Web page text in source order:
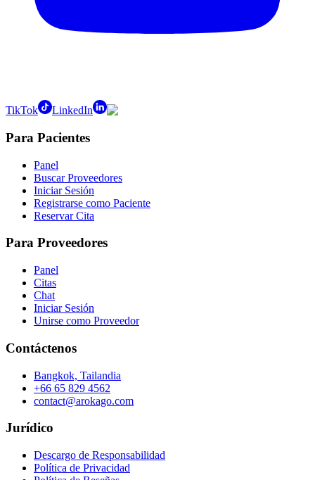
TikTok LinkedIn
Para Pacientes
Panel
Buscar Proveedores
Iniciar Sesión
Registrarse como Paciente
Reservar Cita
Para Proveedores
Panel
Citas
Chat
Iniciar Sesión
Unirse como Proveedor
Contáctenos
Bangkok, Tailandia
+66 65 829 4562
contact@arokago.com
Jurídico
Descargo de Responsabilidad
Política de Privacidad